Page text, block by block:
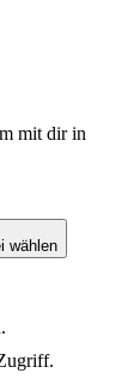
mit dir in
wählen